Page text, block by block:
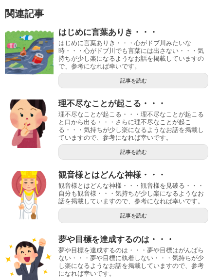
関連記事
はじめに言葉ありき・・・
はじめに言葉ありき・・・心がドブ川みたいな
時・・・心がドブ川でも言葉には出さない・・・気
持ちが少し楽になるようなお話を掲載していますの
で、参考になれば幸いです。
記事を読む
理不尽なことが起こる・・・
理不尽なことが起こる・・・理不尽なことが起こる
と口から出る・・・さらに理不尽なことが起こ
る・・・気持ちが少し楽になるようなお話を掲載し
ていますので、参考になれば幸いです。
記事を読む
観音様とはどんな神様・・・
観音様とはどんな神様・・・観音様を見破る・・・
自分も観音様・・・気持ちが少し楽になるようなお
話を掲載していますので、参考になれば幸いです。
記事を読む
夢や目標を達成するのは・・・
夢や目標を達成するのは・・・夢や目標はがんばら
ない・・・夢や目標に執着しない・・・気持ちが少
し楽になるようなお話を掲載していますので、参考
になれば幸いです。